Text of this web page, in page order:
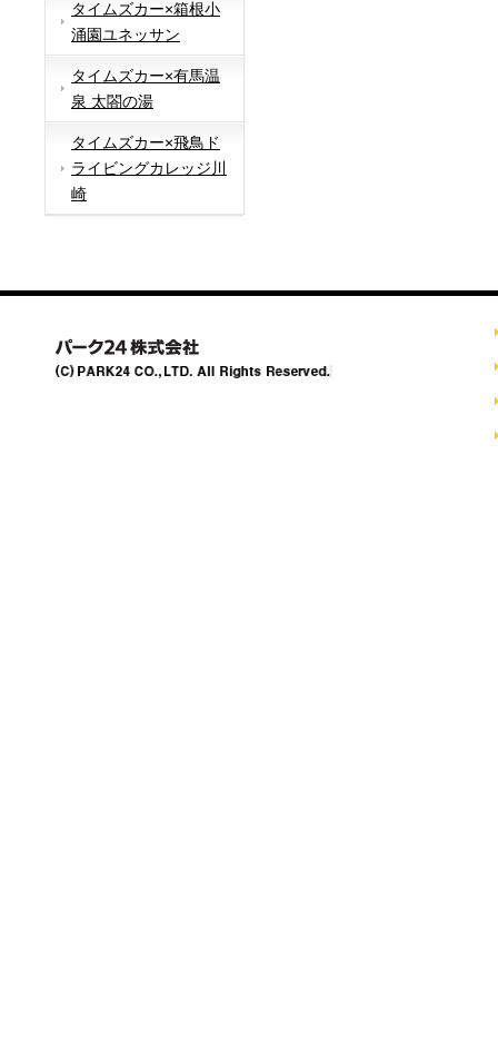
タイムズカー×箱根小
涌園ユネッサン
タイムズカー×有馬温
泉 太閤の湯
タイムズカー×飛鳥ド
ライビングカレッジ川
崎